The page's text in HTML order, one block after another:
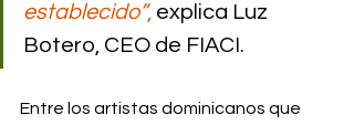
establecido”, explica Luz
Botero, CEO de FIACI.
Entre los artistas dominicanos que